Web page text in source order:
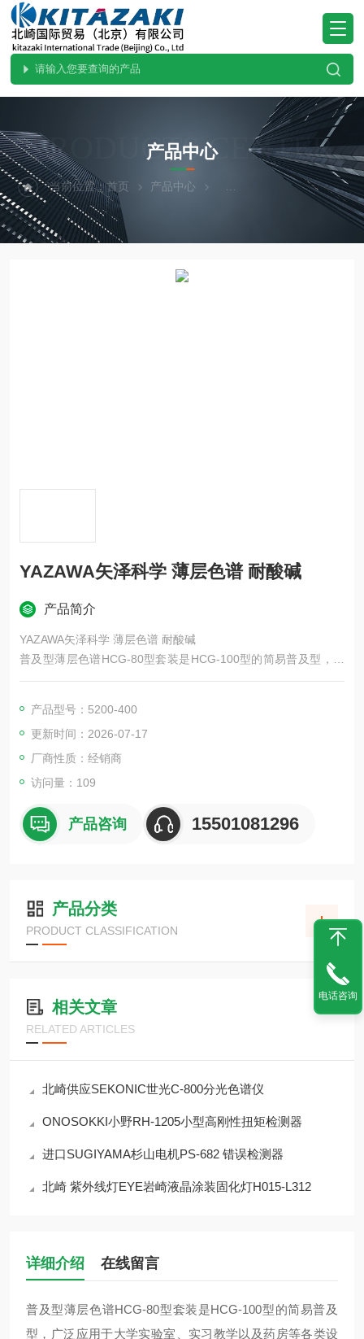
PRODUCTS CENTER
产品中心
当前位置：首页 产品中心 热卖！YAZAWA矢泽科学
YAZAWA矢泽科学 薄层色谱 耐酸碱
产品简介
YAZAWA矢泽科学 薄层色谱 耐酸碱
普及型薄层色谱HCG-80型套装是HCG-100型的简易普及型，广
泛应用于大学实验室、实习教学以及药房等各类设备与用品。套
吸附剂干燥架、储藏箱以及双槽式展开槽。适用于100×100毫米
以下规格的载玻片。
产品型号：5200-400
更新时间：2026-07-17
厂商性质：经销商
访问量：109
产品咨询 15501081296
产品分类
PRODUCT CLASSIFICATION
相关文章
RELATED ARTICLES
北崎供应SEKONIC世光C-800分光色谱仪
ONOSOKKI小野RH-1205小型高刚性扭矩检测器
进口SUGIYAMA杉山电机PS-682 错误检测器
北崎 紫外线灯EYE岩崎液晶涂装固化灯H015-L312
详细介绍 在线留言
普及型薄层色谱HCG-80型套装是HCG-100型的简易普及
型，广泛应用于大学实验室、实习教学以及药房等各类设
电话咨询